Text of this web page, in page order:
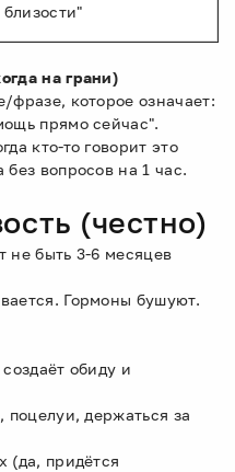
близости"
на грани)
фразе, которое означает:
прямо сейчас".
кто-то говорит это
вопросов на 1 час.
(честно)
не быть 3-6 месяцев
Гормоны бушуют.
обиду и
поцелуи, держаться за
(да, придётся